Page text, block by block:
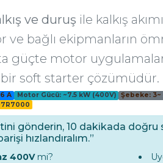
ve duruş ile kalkış
ve bağlı ekipmanların
güçte motor
bir soft starter çözümüdür.
A Motor Gücü: ~7.5 kW (400V) Şebeke: 3~
gönderin, 10 dakikada
hızlandıralım.”
400Vmi?